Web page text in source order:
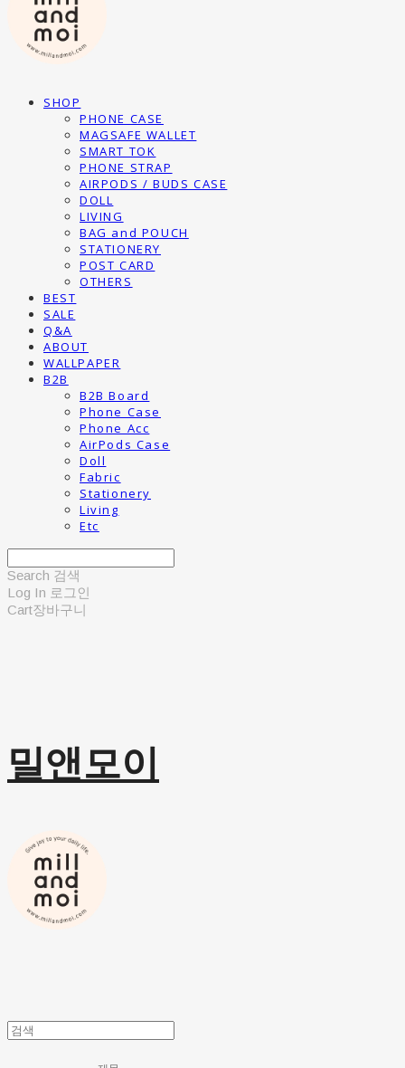
SHOP
PHONE CASE
MAGSAFE WALLET
SMART TOK
PHONE STRAP
AIRPODS / BUDS CASE
DOLL
LIVING
BAG and POUCH
STATIONERY
POST CARD
OTHERS
BEST
SALE
Q&A
ABOUT
WALLPAPER
B2B
B2B Board
Phone Case
Phone Acc
AirPods Case
Doll
Fabric
Stationery
Living
Etc
Search 검색
Log In 로그인
Cart장바구니
밀앤모이